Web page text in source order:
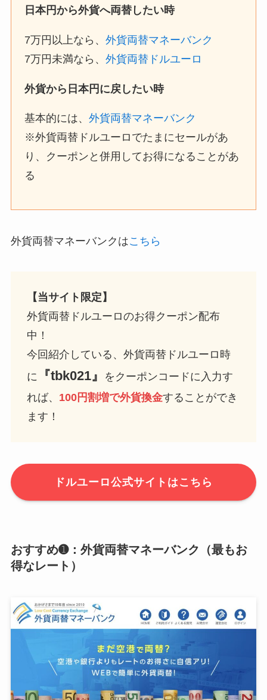
日本円から外貨へ両替したい時
7万円以上なら、外貨両替マネーバンク
7万円未満なら、外貨両替ドルユーロ
外貨から日本円に戻したい時
基本的には、外貨両替マネーバンク
※外貨両替ドルユーロでたまにセールがあ
り、クーポンと併用してお得になることがあ
る
外貨両替マネーバンクはこちら
【当サイト限定】
外貨両替ドルユーロのお得クーポン配布
中！
今回紹介している、外貨両替ドルユーロ時
に
『tbk021』
をクーポンコードに入力す
れば、 100円割増で外貨換金することができ
ます！
ドルユーロ公式サイトはこちら
おすすめ➊：外貨両替マネーバンク（最もお
得なレート）